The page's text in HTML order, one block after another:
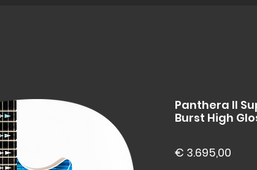
Panthera II
Burst High
€ 3.695,00